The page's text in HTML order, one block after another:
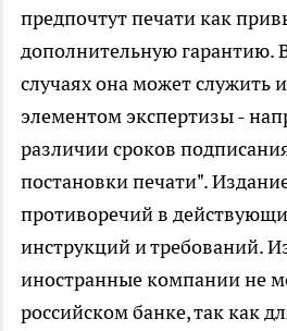
предпочтут печати как
дополнительную гарантию.
случаях она может служить
элементом экспертизы -
различии сроков
постановки печати".
противоречий в
инструкций и требований.
иностранные компании не
российском банке, так как